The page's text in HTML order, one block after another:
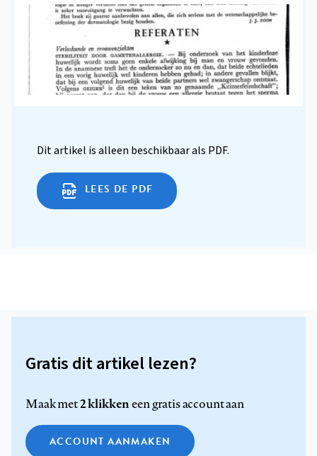
Dit artikel is alleen beschikbaar als PDF.
LEES DE PDF
Gratis dit artikel lezen?
Maak met2 klikkeneen gratis account aan
ACCOUNT AANMAKEN